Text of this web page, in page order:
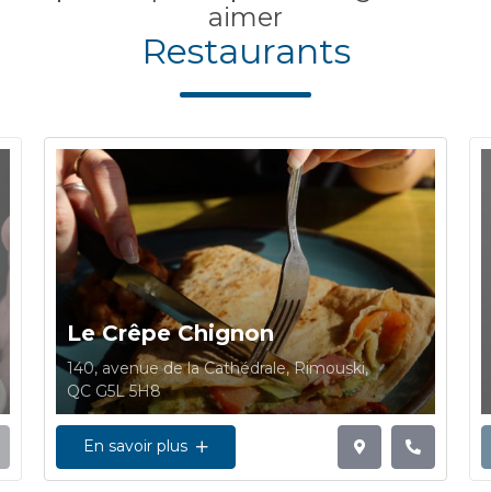
aimer
Restaurants
Le Crêpe Chignon
140, avenue de la Cathédrale, Rimouski,
QC G5L 5H8
En savoir plus